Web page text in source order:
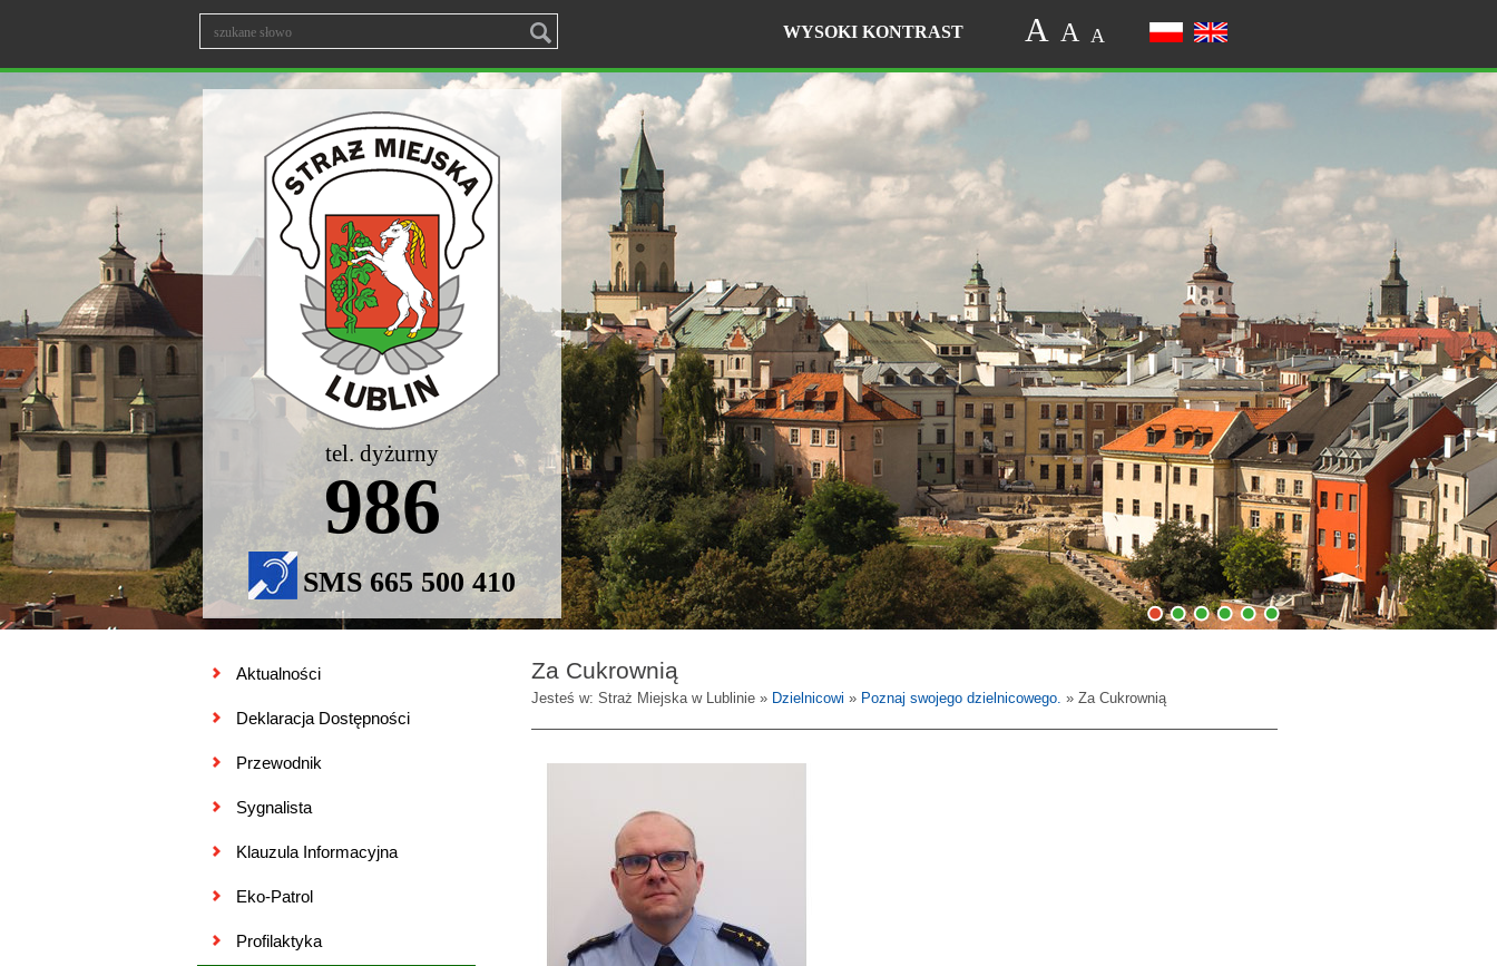
WYSOKI KONTRAST A A A
1 2 3 4 5 6
tel. dyżurny
986
SMS 665 500 410
Aktualności
Deklaracja Dostępności
Przewodnik
Sygnalista
Klauzula Informacyjna
Eko-Patrol
Profilaktyka
Za Cukrownią
Jesteś w: Straż Miejska w Lublinie » Dzielnicowi » Poznaj swojego dzielnicowego. » Za Cukrownią